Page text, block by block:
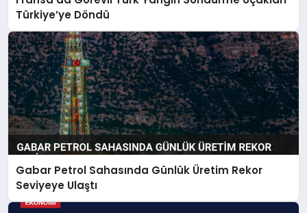
Türkiye’ye Döndü
Gabar Petrol Sahasında Günlük Üretim Rekor
Seviyeye Ulaştı